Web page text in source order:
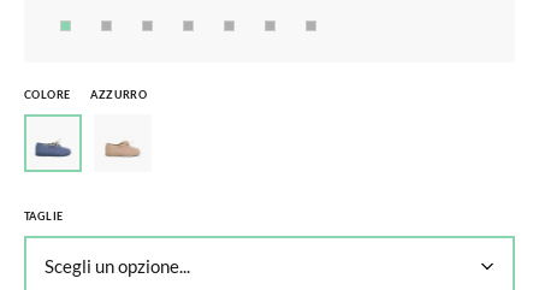
COLORE AZZURRO
TAGLIE